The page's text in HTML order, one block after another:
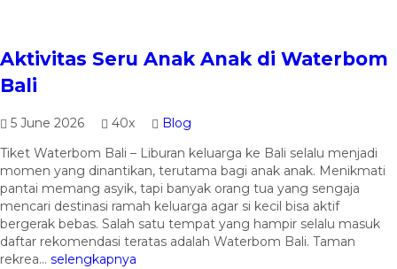
Aktivitas Seru Anak Anak di Waterbom
Bali
5 June 2026 40x
Blog
Tiket Waterbom Bali – Liburan keluarga ke Bali selalu menjadi
momen yang dinantikan, terutama bagi anak anak. Menikmati
pantai memang asyik, tapi banyak orang tua yang sengaja
mencari destinasi ramah keluarga agar si kecil bisa aktif
bergerak bebas. Salah satu tempat yang hampir selalu masuk
daftar rekomendasi teratas adalah Waterbom Bali. Taman
rekrea... selengkapnya